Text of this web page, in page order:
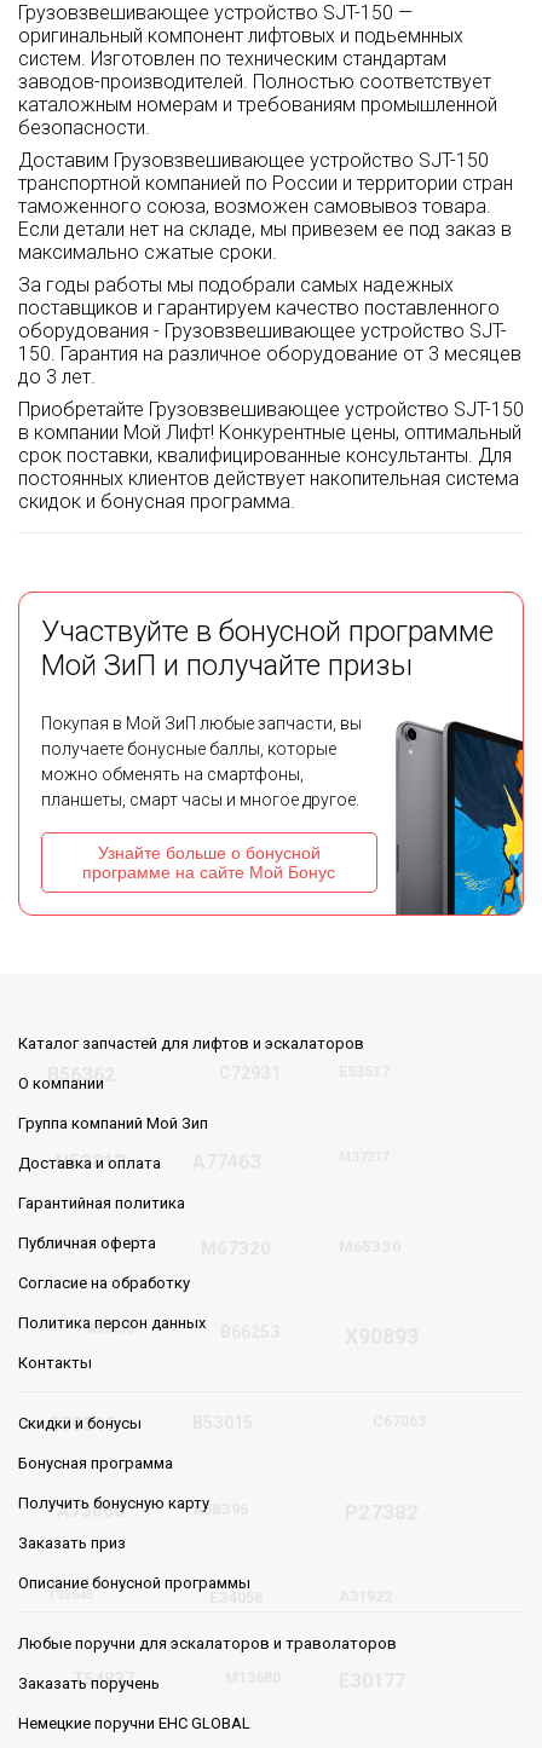
Грузовзвешивающее устройство SJT-150 —
оригинальный компонент лифтовых и подьемнных
систем. Изготовлен по техническим стандартам
заводов-производителей. Полностью соответствует
каталожным номерам и требованиям промышленной
безопасности.
Доставим Грузовзвешивающее устройство SJT-150
транспортной компанией по России и территории стран
таможенного союза, возможен самовывоз товара.
Если детали нет на складе, мы привезем ее под заказ в
максимально сжатые сроки.
За годы работы мы подобрали самых надежных
поставщиков и гарантируем качество поставленного
оборудования - Грузовзвешивающее устройство SJT-
150. Гарантия на различное оборудование от 3 месяцев
до 3 лет.
Приобретайте Грузовзвешивающее устройство SJT-150
в компании Мой Лифт! Конкурентные цены, оптимальный
срок поставки, квалифицированные консультанты. Для
постоянных клиентов действует накопительная система
скидок и бонусная программа.
Участвуйте в бонусной программе
Мой ЗиП и получайте призы
Покупая в Мой ЗиП любые запчасти, вы
получаете бонусные баллы, которые
можно обменять на смартфоны,
планшеты, смарт часы и многое другое.
Узнайте больше о бонусной
программе на сайте Мой Бонус
В56З62
Н5З81З
К50З78
А5075З
С79З19
А7З060 А58З96
Т548З7
Каталог запчастей для лифтов и эскалаторов
О компании
Группа компаний Мой Зип
Доставка и оплата
Гарантийная политика
Публичная оферта
Согласие на обработку
Политика персон данных
Контакты
Скидки и бонусы
Бонусная программа
Получить бонусную карту
Заказать приз
Описание бонусной программы
Любые поручни для эскалаторов и траволаторов
Заказать поручень
Немецкие поручни EHC GLOBAL